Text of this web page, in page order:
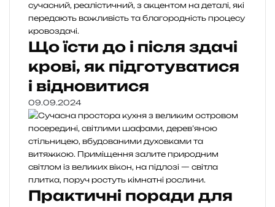
Що їсти до і після здачі
крові, як підготуватися
і відновитися
09.09.2024
Практичні поради для